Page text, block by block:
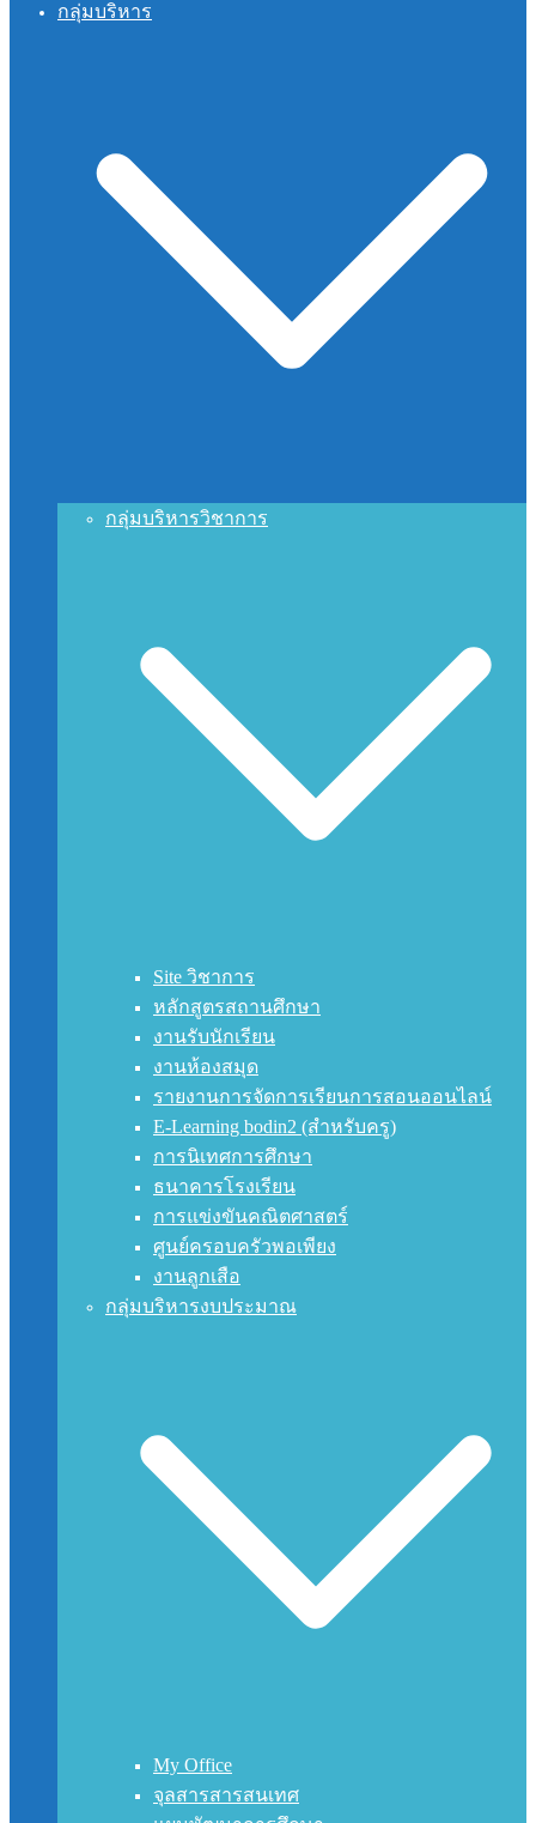
กลุ่มบริหาร
กลุ่มบริหารวิชาการ
Site วิชาการ
หลักสูตรสถานศึกษา
งานรับนักเรียน
งานห้องสมุด
รายงานการจัดการเรียนการสอนออนไลน์
E-Learning bodin2 (สำหรับครู)
การนิเทศการศึกษา
ธนาคารโรงเรียน
การแข่งขันคณิตศาสตร์
ศูนย์ครอบครัวพอเพียง
งานลูกเสือ
กลุ่มบริหารงบประมาณ
My Office
จุลสารสารสนเทศ